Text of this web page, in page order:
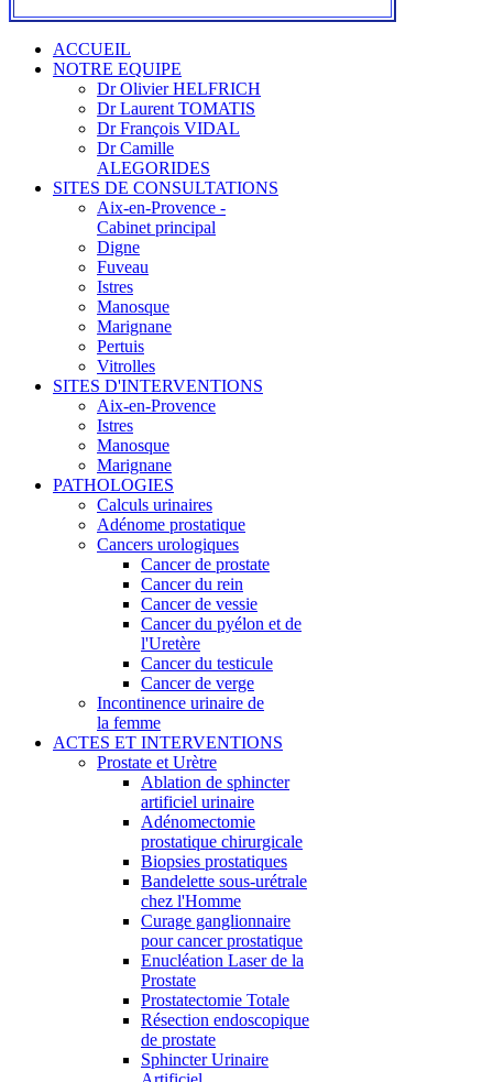
ACCUEIL
NOTRE EQUIPE
Dr Olivier HELFRICH
Dr Laurent TOMATIS
Dr François VIDAL
Dr Camille
ALEGORIDES
SITES DE CONSULTATIONS
Aix-en-Provence -
Cabinet principal
Digne
Fuveau
Istres
Manosque
Marignane
Pertuis
Vitrolles
SITES D'INTERVENTIONS
Aix-en-Provence
Istres
Manosque
Marignane
PATHOLOGIES
Calculs urinaires
Adénome prostatique
Cancers urologiques
Cancer de prostate
Cancer du rein
Cancer de vessie
Cancer du pyélon et de
l'Uretère
Cancer du testicule
Cancer de verge
Incontinence urinaire de
la femme
ACTES ET INTERVENTIONS
Prostate et Urètre
Ablation de sphincter
artificiel urinaire
Adénomectomie
prostatique chirurgicale
Biopsies prostatiques
Bandelette sous-urétrale
chez l'Homme
Curage ganglionnaire
pour cancer prostatique
Enucléation Laser de la
Prostate
Prostatectomie Totale
Résection endoscopique
de prostate
Sphincter Urinaire